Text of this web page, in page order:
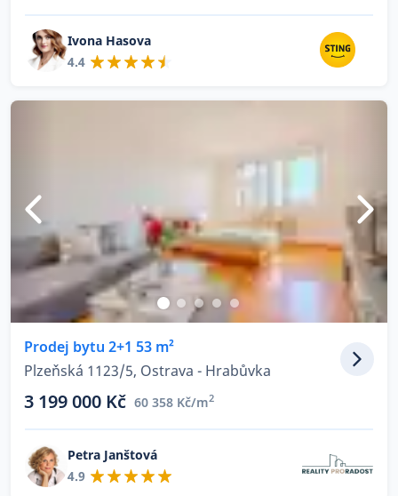
Ivona Hasova
4.4
Prodej bytu 2+1 53 m²
Plzeňská 1123/5, Ostrava - Hrabůvka
3 199 000 Kč 60 358 Kč/m2
Petra Janštová
4.9